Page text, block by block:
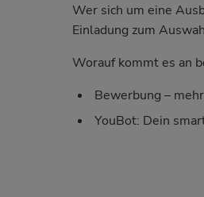
Wer sich um eine
Einladung zum
Worauf kommt es an
Bewerbung –
YouBot: Dein